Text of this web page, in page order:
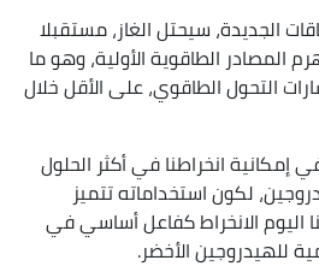
الجديدة، سيحتل الغاز، مستقبلا
الطاقوية الأولية، وهو ما
التحول الطاقوي، على الأقل خلال
انخراطنا في أكثر الحلول
لكون استخداماته تتميز
الانخراط كفاعل أساسي في
للهيدروجين الأخضر.